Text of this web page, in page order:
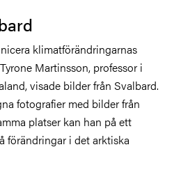
klimatförändringarnas
Martinsson, professor i
visade bilder från Svalbard.
fotografier med bilder från
platser kan han på ett
förändringar i det arktiska